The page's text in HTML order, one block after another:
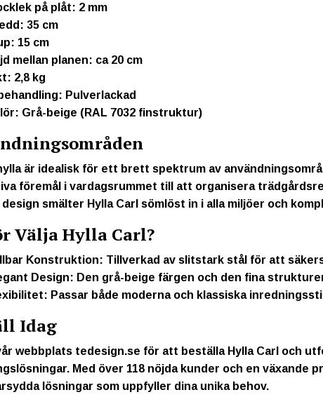
på plåt: 2 mm
35 cm
15 cm
mellan planen: ca 20 cm
2,8 kg
Pulverlackad
Grå-beige (RAL 7032 finstruktur)
är idealisk för ett brett spektrum av
föremål i vardagsrummet till att organisera
smälter Hylla Carl sömlöst in i alla miljöer och
Välja Hylla Carl?
Konstruktion: Tillverkad av slitstark stål för att
Design: Den grå-beige färgen och den fina
Passar både moderna och klassiska
Idag
webbplats tedesign.se för att beställa Hylla Carl och
Med över 118 nöjda kunder och en växande
lösningar som uppfyller dina unika behov.